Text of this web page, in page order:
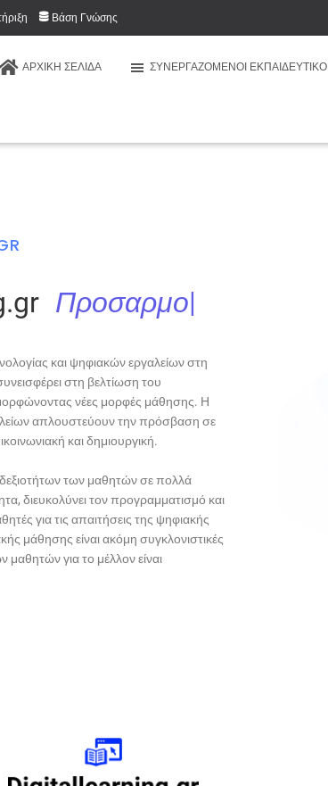
Βάση Γνώσης
ΑΡΧΙΚΉ ΣΕΛΊΔΑ ΣΥΝΕΡΓΑΖΌΜΕΝΟΙ ΕΚΠΑΙΔΕΥΤΙΚΟΊ
Π ροσαρμοζόμ
και ψηφιακών εργαλείων στη
στη βελτίωση του
νέες μορφές μάθησης. Η
απλουστεύουν την πρόσβαση σε
και δημιουργική.
των μαθητών σε πολλά
διευκολύνει τον προγραμματισμό και
για τις απαιτήσεις της ψηφιακής
μάθησης είναι ακόμη συγκλονιστικές
μαθητών για το μέλλον είναι